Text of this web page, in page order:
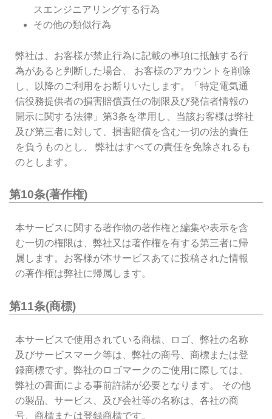
スエンジニアリングする行為
その他の類似行為
弊社は、お客様が禁止行為に記載の事項に抵触する行
為があると判断した場合、 お客様のアカウントを削除
し、以降のご利用をお断りいたします。「特定電気通
信役務提供者の損害賠償責任の制限及び発信者情報の
開示に関する法律」第3条を準用し、当該お客様は弊社
及び第三者に対して、損害賠償を含む一切の法的責任
を負うものとし、 弊社はすべての責任を免除されるも
のとします。
第10条(著作権)
本サービスに関する著作物の著作権と編集や表示を含
む一切の権限は、弊社又は著作権を有する第三者に帰
属します。お客様が本サービスあてに投稿された情報
の著作権は弊社に帰属します。
第11条(商標)
本サービスで使用されている商標、ロゴ、弊社の名称
及びサービスマーク等は、弊社の商号、商標または登
録商標です。弊社のロゴマークのご使用に際しては、
弊社の書面による事前許諾が必要となります。 その他
の製品、サービス、及び会社等の名称は、各社の商
号、商標または登録商標です。